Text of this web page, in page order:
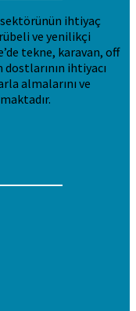
sektörünün ihtiyaç
ve yenilikçi
tekne, karavan, off
ihtiyacı
almalarını ve